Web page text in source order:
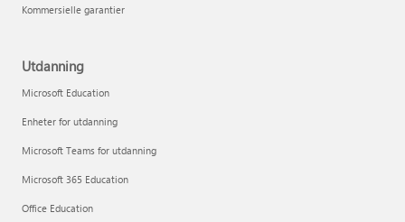
Kommersielle garantier
Utdanning
Microsoft Education
Enheter for utdanning
Microsoft Teams for utdanning
Microsoft 365 Education
Office Education